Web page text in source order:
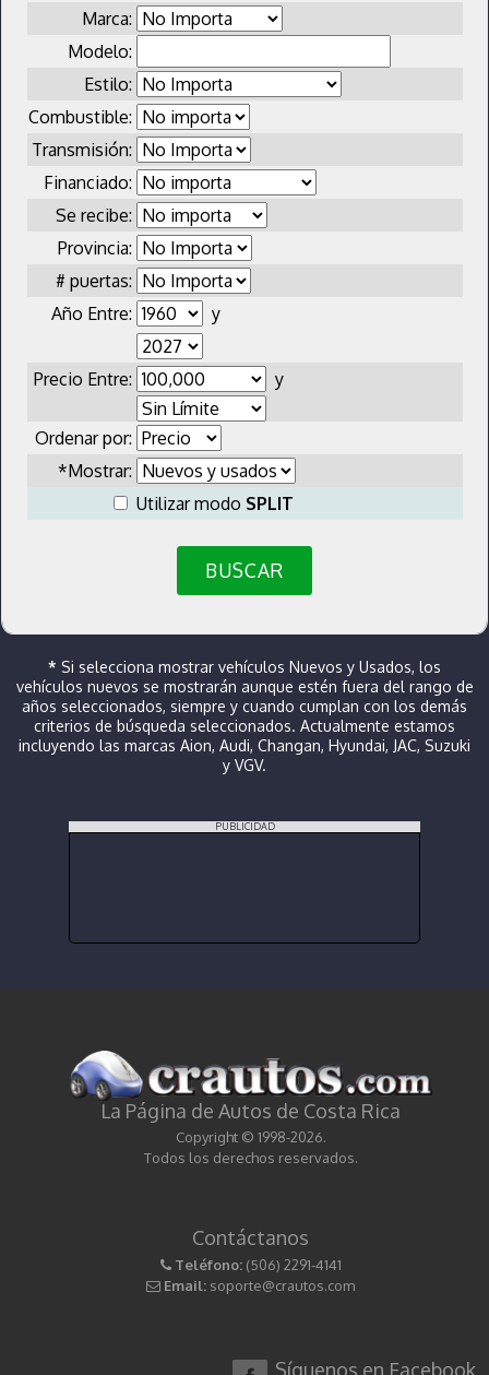
Marca:
Modelo:
Estilo:
Combustible:
Transmisión:
Financiado:
Se recibe:
Provincia:
# puertas:
Año Entre:
y
Precio Entre: y
Ordenar por:
*Mostrar:
Utilizar modo SPLIT
BUSCAR
* Si selecciona mostrar vehículos Nuevos y Usados, los
vehículos nuevos se mostrarán aunque estén fuera del rango de
años seleccionados, siempre y cuando cumplan con los demás
criterios de búsqueda seleccionados. Actualmente estamos
incluyendo las marcas Aion, Audi, Changan, Hyundai, JAC, Suzuki
y VGV.
PUBLICIDAD
La Página de Autos de Costa Rica
Copyright © 1998-2026.
Todos los derechos reservados.
Contáctanos
Teléfono: (506) 2291-4141
Email: soporte@crautos.com
Síguenos en Facebook